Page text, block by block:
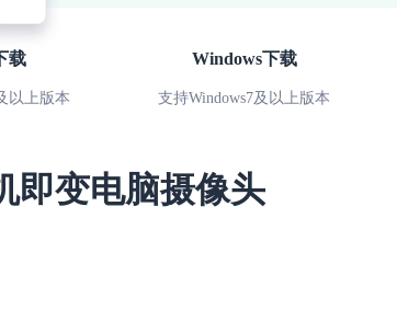
载
以上版本
Windows下载
支持Windows7及以上版本
即变电脑摄像头